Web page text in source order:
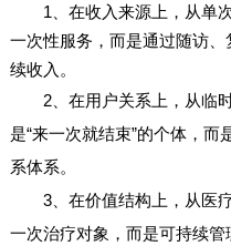
1、在收入来源上，从单次
一次性服务，而是通过随访
续收入。
2、在用户关系上，从临时
是“来一次就结束”的个体，
系体系。
3、在价值结构上，从医疗
一次治疗对象，而是可持续